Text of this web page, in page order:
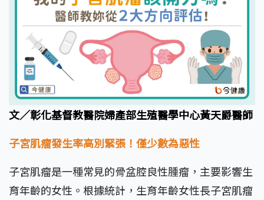
文／彰化基督教醫院婦產部生殖醫學中心黃天爵醫師
子宮肌瘤發生率高別緊張！ 僅少數為惡性
子宮肌瘤是一種常見的骨盆腔良性腫瘤，主要影響生
育年齡的女性。根據統計，生育年齡女性長子宮肌瘤